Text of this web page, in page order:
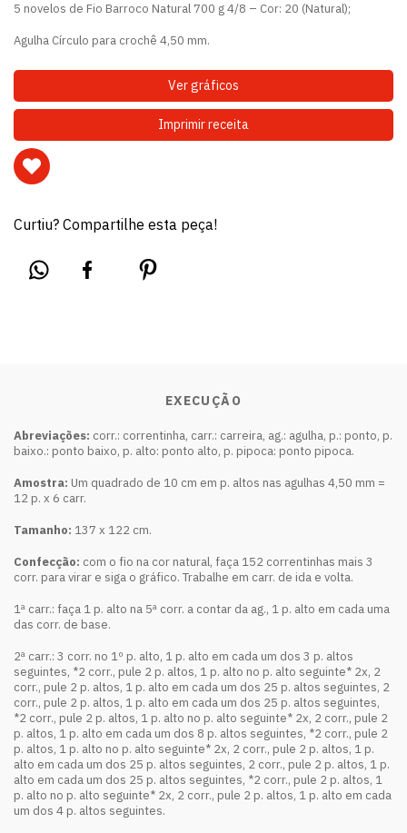
5 novelos de Fio Barroco Natural 700 g 4/8 – Cor: 20 (Natural);
Agulha Círculo para crochê 4,50 mm.
Ver gráficos
Imprimir receita
Curtiu? Compartilhe esta peça!
EXECUÇÃO
Abreviações: corr.: correntinha, carr.: carreira, ag.: agulha, p.: ponto, p.
baixo.: ponto baixo, p. alto: ponto alto, p. pipoca: ponto pipoca.
Amostra: Um quadrado de 10 cm em p. altos nas agulhas 4,50 mm =
12 p. x 6 carr.
Tamanho: 137 x 122 cm.
Confecção: com o fio na cor natural, faça 152 correntinhas mais 3
corr. para virar e siga o gráfico. Trabalhe em carr. de ida e volta.
1ª carr.: faça 1 p. alto na 5ª corr. a contar da ag., 1 p. alto em cada uma
das corr. de base.
2ª carr.: 3 corr. no 1º p. alto, 1 p. alto em cada um dos 3 p. altos
seguintes, *2 corr., pule 2 p. altos, 1 p. alto no p. alto seguinte* 2x, 2
corr., pule 2 p. altos, 1 p. alto em cada um dos 25 p. altos seguintes, 2
corr., pule 2 p. altos, 1 p. alto em cada um dos 25 p. altos seguintes,
*2 corr., pule 2 p. altos, 1 p. alto no p. alto seguinte* 2x, 2 corr., pule 2
p. altos, 1 p. alto em cada um dos 8 p. altos seguintes, *2 corr., pule 2
p. altos, 1 p. alto no p. alto seguinte* 2x, 2 corr., pule 2 p. altos, 1 p.
alto em cada um dos 25 p. altos seguintes, 2 corr., pule 2 p. altos, 1 p.
alto em cada um dos 25 p. altos seguintes, *2 corr., pule 2 p. altos, 1
p. alto no p. alto seguinte* 2x, 2 corr., pule 2 p. altos, 1 p. alto em cada
um dos 4 p. altos seguintes.